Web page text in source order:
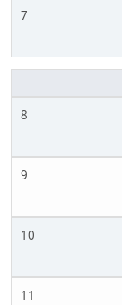
7
8
9
10
11